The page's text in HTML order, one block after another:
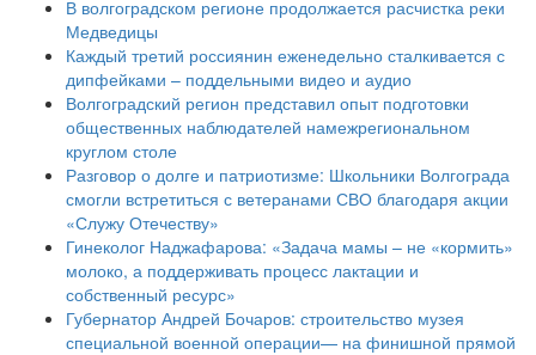
В волгоградском регионе продолжается расчистка реки
Медведицы
Каждый третий россиянин еженедельно сталкивается с
дипфейками – поддельными видео и аудио
Волгоградский регион представил опыт подготовки
общественных наблюдателей намежрегиональном
круглом столе
Разговор о долге и патриотизме: Школьники Волгограда
смогли встретиться с ветеранами СВО благодаря акции
«Служу Отечеству»
Гинеколог Наджафарова: «Задача мамы – не «кормить»
молоко, а поддерживать процесс лактации и
собственный ресурс»
Губернатор Андрей Бочаров: строительство музея
специальной военной операции— на финишной прямой